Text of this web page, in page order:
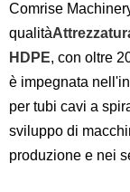
Comrise
qualità
HDPE, con oltre
è impegnata
per tubi cavi a
sviluppo di
produzione e nei